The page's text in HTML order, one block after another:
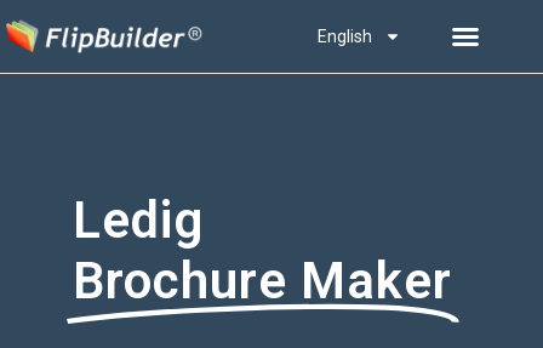
English
Ledig
Brochure Maker